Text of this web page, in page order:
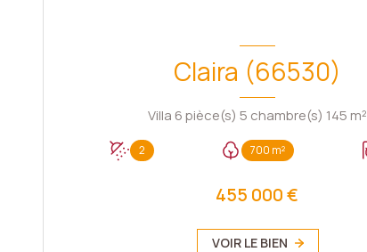
Claira (66530)
Villa 6 pièce(s) 5 chambre(s) 145 m²
2 700 m²
455 000 €
VOIR LE BIEN